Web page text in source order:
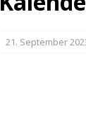
[
21. September